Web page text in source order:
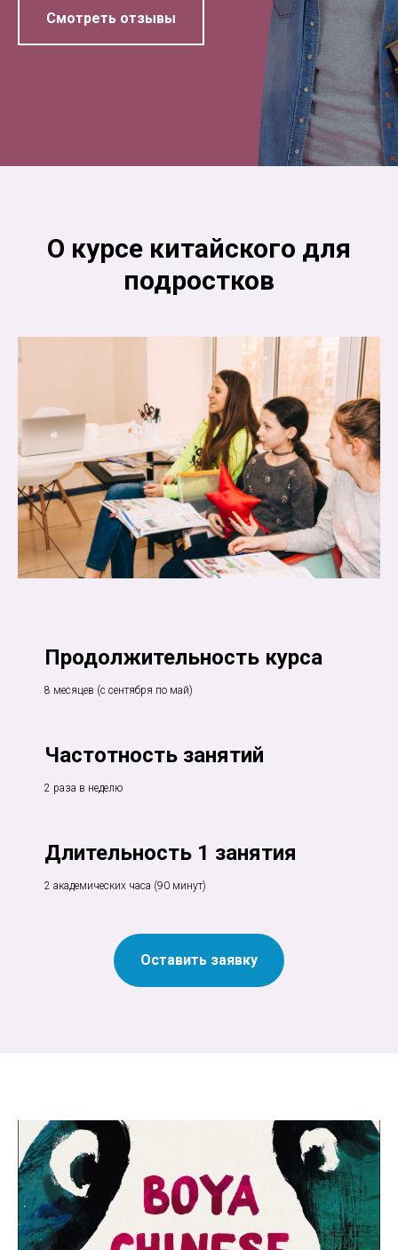
Смотреть отзывы
О курсе китайского для
подростков
Продолжительность курса
8 месяцев (с сентября по май)
Частотность занятий
2 раза в неделю
Длительность 1 занятия
2 академических часа (90 минут)
Оставить заявку